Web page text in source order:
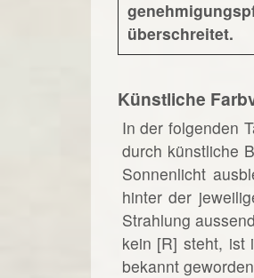
überschreitet.
Künstliche
In der folgenden
durch künstliche
Sonnenlicht
hinter der
Strahlung
kein [R] steht, ist
bekannt